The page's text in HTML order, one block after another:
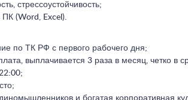
стрессоустойчивость;
(Word, Excel).
по ТК РФ с первого рабочего дня;
выплачивается 3 раза в месяц, четко в
и богатая корпоративная